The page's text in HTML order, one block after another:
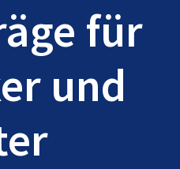
für
und